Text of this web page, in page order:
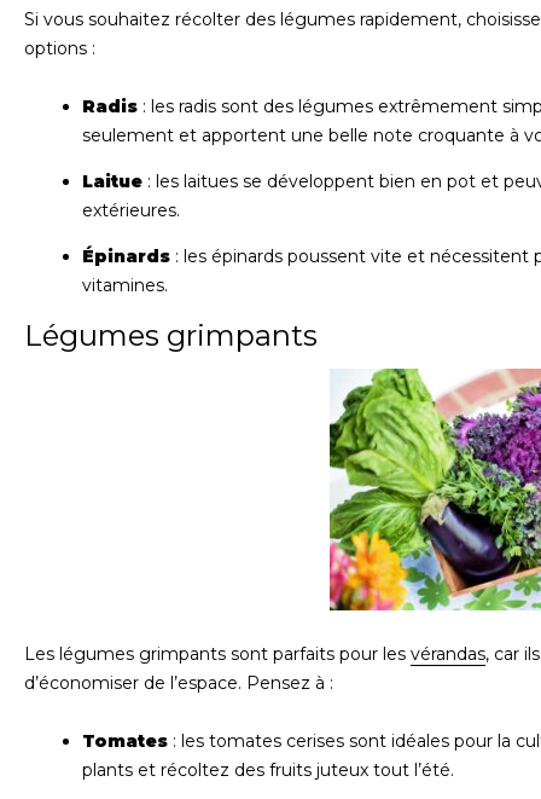
Si vous souhaitez récolter des légumes rapidement,
options :
Radis : les radis sont des légumes extrêmement
seulement et apportent une belle note croquante à
Laitue : les laitues se développent bien en pot et
extérieures.
Épinards : les épinards poussent vite et nécessitent
vitamines.
Légumes grimpants
Les légumes grimpants sont parfaits pour les vérandas, car
d’économiser de l’espace. Pensez à :
Tomates : les tomates cerises sont idéales pour la
plants et récoltez des fruits juteux tout l’été.